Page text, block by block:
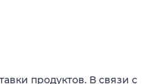
продуктов. В связи с